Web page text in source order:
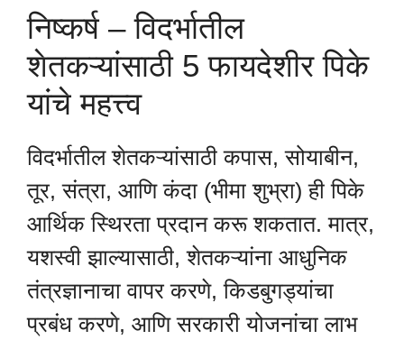
निष्कर्ष – विदर्भातील
शेतकऱ्यांसाठी 5 फायदेशीर पिके
यांचे महत्त्व
विदर्भातील शेतकऱ्यांसाठी कपास, सोयाबीन,
तूर, संत्रा, आणि कंदा (भीमा शुभ्रा) ही पिके
आर्थिक स्थिरता प्रदान करू शकतात. मात्र,
यशस्वी झाल्यासाठी, शेतकऱ्यांना आधुनिक
तंत्रज्ञानाचा वापर करणे, किडबुगड्यांचा
प्रबंध करणे, आणि सरकारी योजनांचा लाभ